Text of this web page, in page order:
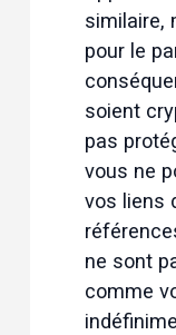
similaire,
pour le
soient
pas
vous ne
vos liens
ne sont
comme